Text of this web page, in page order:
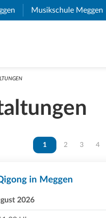
(External Link)
Musikschule Meggen
Vous êtes sur la page
1 Vous êtes sur
2 Vous
3 4
in Meggen
2026